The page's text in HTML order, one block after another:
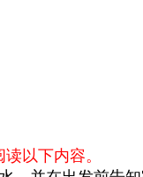
以下内容。